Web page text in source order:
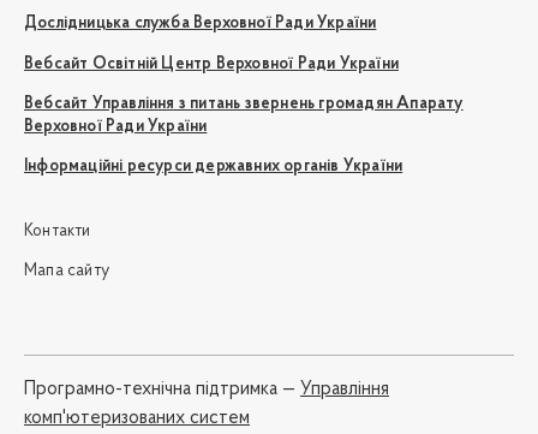
Дослідницька служба Верховної Ради України
Вебсайт Освітній Центр Верховної Ради України
Вебсайт Управління з питань звернень громадян Апарату
Верховної Ради України
Інформаційні ресурси державних органів України
Контакти
Мапа сайту
Програмно-технічна підтримка — Управління
комп'ютеризованих систем